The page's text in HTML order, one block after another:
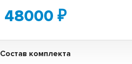
48000 ₽
Состав комплекта